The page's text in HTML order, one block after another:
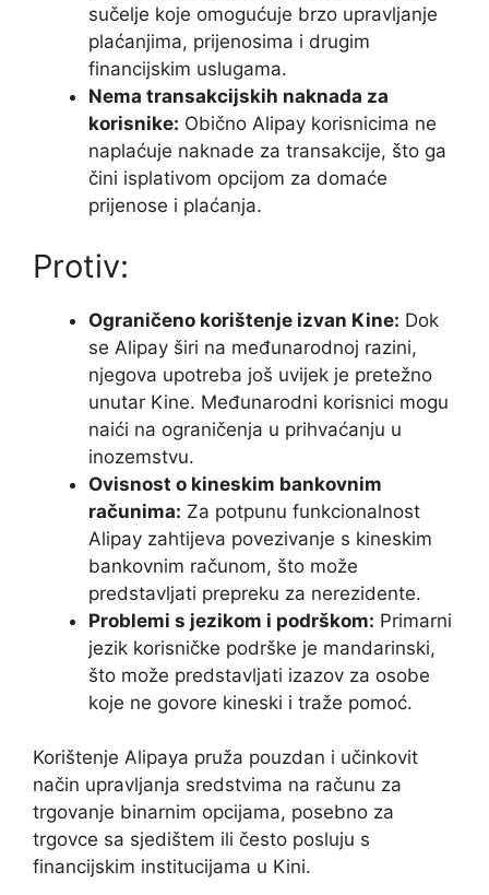
sučelje koje omogućuje brzo upravljanje
plaćanjima, prijenosima i drugim
financijskim uslugama.
Nema transakcijskih naknada za
korisnike: Obično Alipay korisnicima ne
naplaćuje naknade za transakcije, što ga
čini isplativom opcijom za domaće
prijenose i plaćanja.
Protiv:
Ograničeno korištenje izvan Kine: Dok
se Alipay širi na međunarodnoj razini,
njegova upotreba još uvijek je pretežno
unutar Kine. Međunarodni korisnici mogu
naići na ograničenja u prihvaćanju u
inozemstvu.
Ovisnost o kineskim bankovnim
računima: Za potpunu funkcionalnost
Alipay zahtijeva povezivanje s kineskim
bankovnim računom, što može
predstavljati prepreku za nerezidente.
Problemi s jezikom i podrškom: Primarni
jezik korisničke podrške je mandarinski,
što može predstavljati izazov za osobe
koje ne govore kineski i traže pomoć.
Korištenje Alipaya pruža pouzdan i učinkovit
način upravljanja sredstvima na računu za
trgovanje binarnim opcijama, posebno za
trgovce sa sjedištem ili često posluju s
financijskim institucijama u Kini.